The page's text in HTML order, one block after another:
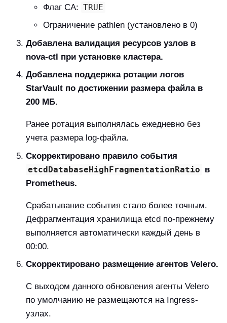
Флаг CA: TRUE
Ограничение pathlen (установлено в 0)
Добавлена валидация ресурсов узлов в
nova-ctl при установке кластера.
Добавлена поддержка ротации логов
StarVault по достижении размера файла в
200 МБ.
Ранее ротация выполнялась ежедневно без
учета размера log-файла.
Скорректировано правило события
etcdDatabaseHighFragmentationRatio в
Prometheus.
Срабатывание события стало более точным.
Дефрагментация хранилища etcd по-прежнему
выполняется автоматически каждый день в
00:00.
Скорректировано размещение агентов Velero.
С выходом данного обновления агенты Velero
по умолчанию не размещаются на Ingress-
узлах.